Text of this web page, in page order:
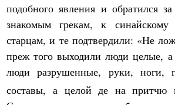
подобного явления и обратился
знакомым грекам, к синайскому
старцам, и те подтвердили: «Не
преж того выходили люди целые,
люди разрушенные, руки, ноги,
составы, а целой де на притчю